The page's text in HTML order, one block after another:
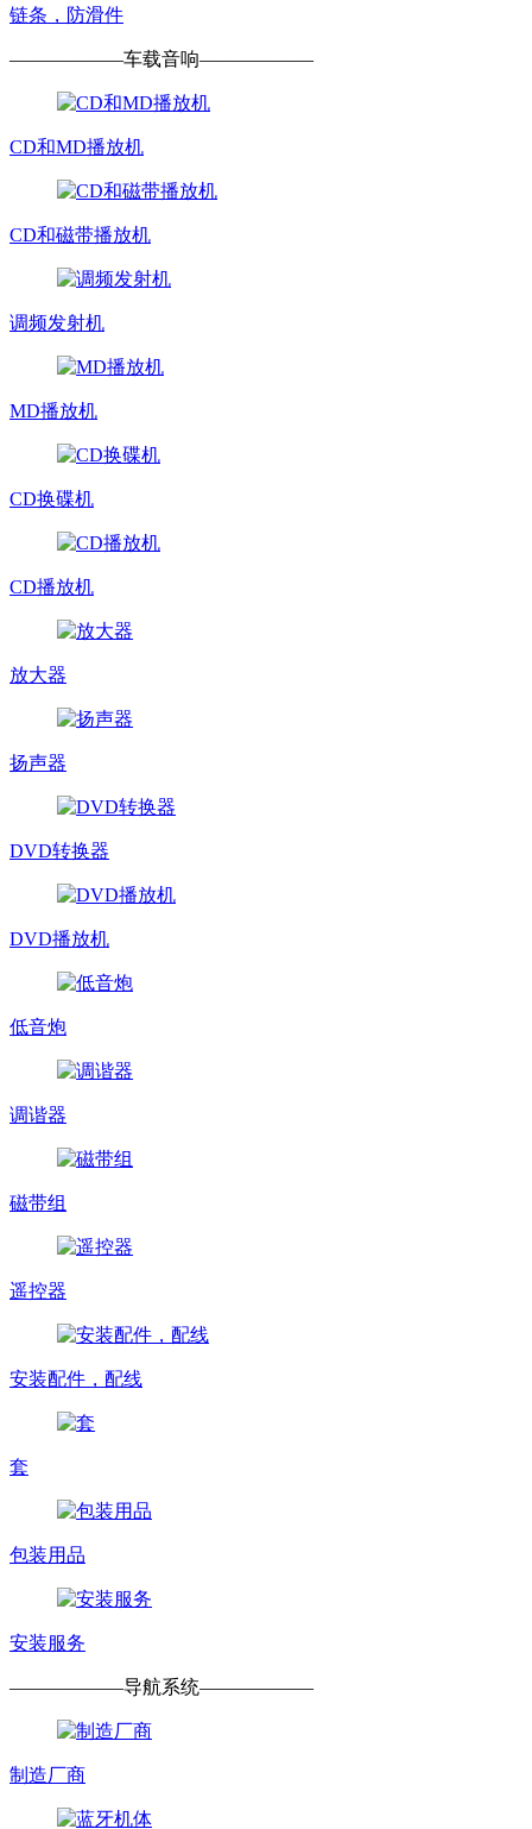
链条，防滑件
——————车载音响——————
CD和MD播放机
CD和磁带播放机
调频发射机
MD播放机
CD换碟机
CD播放机
放大器
扬声器
DVD转换器
DVD播放机
低音炮
调谐器
磁带组
遥控器
安装配件，配线
套
包装用品
安装服务
——————导航系统——————
制造厂商